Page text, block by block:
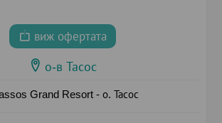
виж офертата
о-в Тасос
Grand Resort - о. Тасос